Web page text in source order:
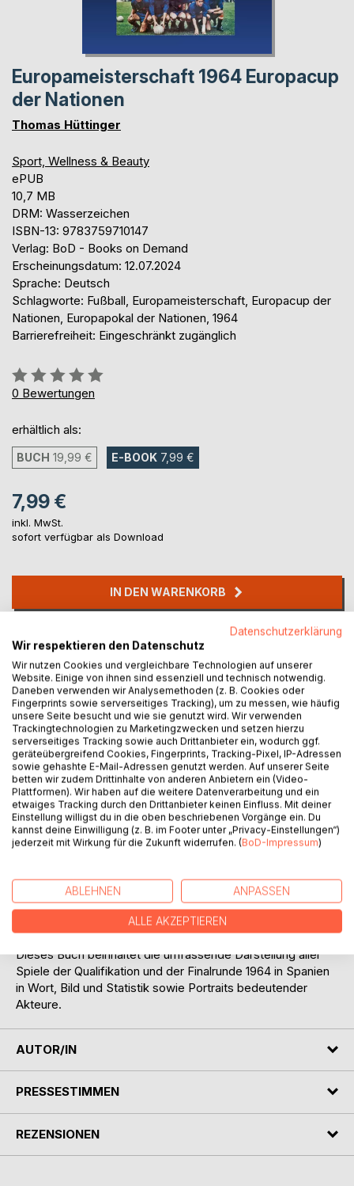
Europameisterschaft 1964 Europacup
der Nationen
Thomas Hüttinger
Sport, Wellness & Beauty
ePUB
10,7 MB
DRM: Wasserzeichen
ISBN-13: 9783759710147
Verlag: BoD - Books on Demand
Erscheinungsdatum: 12.07.2024
Sprache: Deutsch
Schlagworte: Fußball, Europameisterschaft, Europacup der
Nationen, Europapokal der Nationen, 1964
Barrierefreiheit: Eingeschränkt zugänglich
Bewertung::
0%
0 Bewertungen
erhältlich als:
BUCH 19,99 € E-BOOK 7,99 €
7,99 €
inkl. MwSt.
sofort verfügbar als Download
IN DEN WARENKORB
Auf die Merkliste
Titel bewerten
BESCHREIBUNG
Heute ist die Europameisterschaft das zweitwichtigste
Fußballturnier nach der Weltmeisterschaft. Ihre erste
Südamerikameisterschaft. Und dieser Wettbewerb wurde
auch erst nachträglich zur Europameisterschaft erklärt. Bei
seinen beiden ersten Austragungen durfte er sich nur
Europacup der Nationen nennen.
Dieses Buch beinhaltet die umfassende Darstellung aller
Spiele der Qualifikation und der Finalrunde 1964 in Spanien
in Wort, Bild und Statistik sowie Portraits bedeutender
Akteure.
AUTOR/IN
PRESSESTIMMEN
REZENSIONEN
Datenschutzerklärung
Wir respektieren den Datenschutz
Wir nutzen Cookies und vergleichbare Technologien auf unserer
Website. Einige von ihnen sind essenziell und technisch notwendig.
Daneben verwenden wir Analysemethoden (z. B. Cookies oder
Fingerprints sowie serverseitiges Tracking), um zu messen, wie häufig
unsere Seite besucht und wie sie genutzt wird. Wir verwenden
Trackingtechnologien zu Marketingzwecken und setzen hierzu
serverseitiges Tracking sowie auch Drittanbieter ein, wodurch ggf.
geräteübergreifend Cookies, Fingerprints, Tracking-Pixel, IP-Adressen
sowie gehashte E-Mail-Adressen genutzt werden. Auf unserer Seite
betten wir zudem Drittinhalte von anderen Anbietern ein (Video-
Plattformen). Wir haben auf die weitere Datenverarbeitung und ein
etwaiges Tracking durch den Drittanbieter keinen Einfluss. Mit deiner
Einstellung willigst du in die oben beschriebenen Vorgänge ein. Du
kannst deine Einwilligung (z. B. im Footer unter „Privacy-Einstellungen“)
jederzeit mit Wirkung für die Zukunft widerrufen. (BoD-Impressum)
ABLEHNEN ANPASSEN
ALLE AKZEPTIEREN